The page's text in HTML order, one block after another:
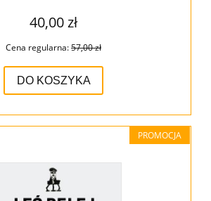
40,00 zł
Cena regularna:57,00 zł
DO KOSZYKA
PROMOCJA